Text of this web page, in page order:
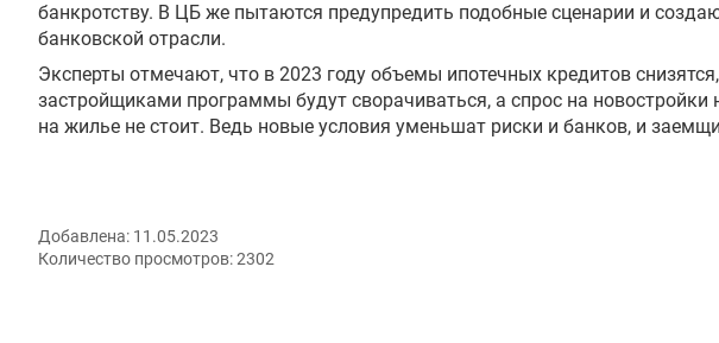
банкротству. В ЦБ же пытаются предупредить подобные сценарии и
банковской отрасли.
Эксперты отмечают, что в 2023 году объемы ипотечных кредитов
застройщиками программы будут сворачиваться, а спрос на
на жилье не стоит. Ведь новые условия уменьшат риски и банков, и
Добавлена: 11.05.2023
Количество просмотров:2302